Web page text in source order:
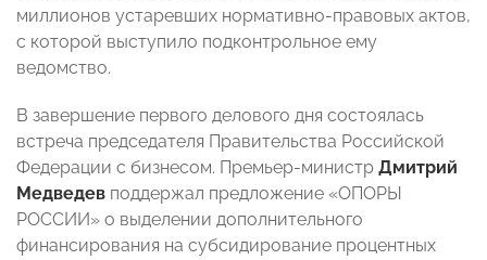
миллионов устаревших нормативно-правовых актов,
с которой выступило подконтрольное ему
ведомство.
В завершение первого делового дня состоялась
встреча председателя Правительства Российской
Федерации с бизнесом. Премьер-министр Дмитрий
Медведев поддержал предложение «ОПОРЫ
РОССИИ» о выделении дополнительного
финансирования на субсидирование процентных